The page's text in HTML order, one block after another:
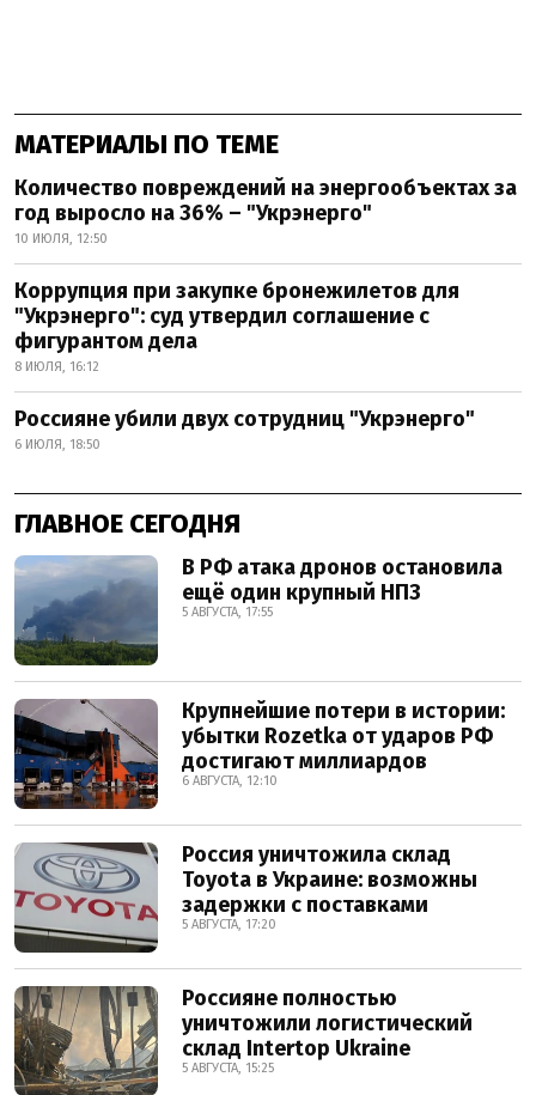
МАТЕРИАЛЫ ПО ТЕМЕ
Количество повреждений на энергообъектах за
год выросло на 36% – "Укрэнерго"
10 ИЮЛЯ, 12:50
Коррупция при закупке бронежилетов для
"Укрэнерго": суд утвердил соглашение с
фигурантом дела
8 ИЮЛЯ, 16:12
Россияне убили двух сотрудниц "Укрэнерго"
6 ИЮЛЯ, 18:50
ГЛАВНОЕ СЕГОДНЯ
В РФ атака дронов остановила
ещё один крупный НПЗ
5 АВГУСТА, 17:55
Крупнейшие потери в истории:
убытки Rozetka от ударов РФ
достигают миллиардов
6 АВГУСТА, 12:10
Россия уничтожила склад
Toyota в Украине: возможны
задержки с поставками
5 АВГУСТА, 17:20
Россияне полностью
уничтожили логистический
склад Intertop Ukraine
5 АВГУСТА, 15:25